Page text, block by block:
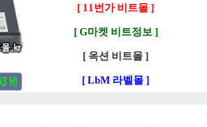
[ 11번가 비트몰 ]
[ G마켓 비트정보 ]
[ 옥션 비트몰 ]
[ LbM 라벨몰 ]